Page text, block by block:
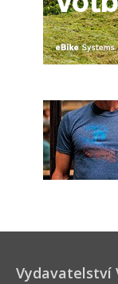
Vydavatelství